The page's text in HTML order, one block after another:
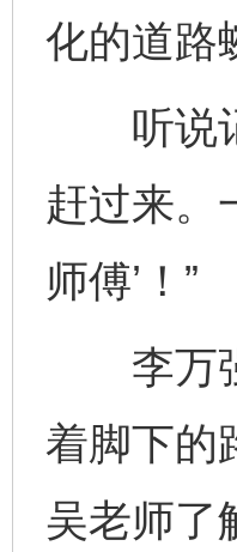
化的道路
听说记
赶过来。
师傅’！”
李万强
着脚下的
吴老师了